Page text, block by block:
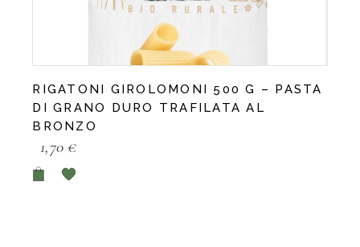
RIGATONI GIROLOMONI 500 G – PASTA
DI GRANO DURO TRAFILATA AL
BRONZO
1,70 €